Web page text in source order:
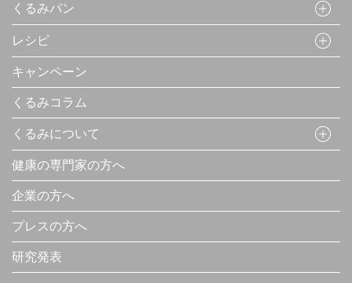
くるみパン
レシピ
キャンペーン
くるみコラム
くるみについて
健康の専門家の方へ
企業の方へ
プレスの方へ
研究発表